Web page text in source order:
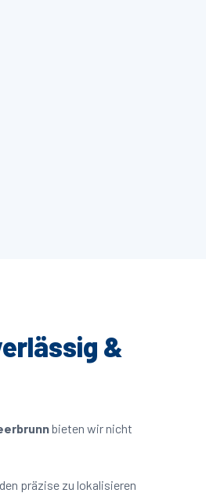
&
bieten wir nicht
präzise zu lokalisieren